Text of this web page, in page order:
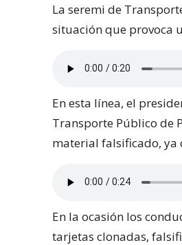
La seremi de
situación que provoca
En esta línea, el
Transporte Público de
material falsificado, ya
En la ocasión los
tarjetas clonadas,